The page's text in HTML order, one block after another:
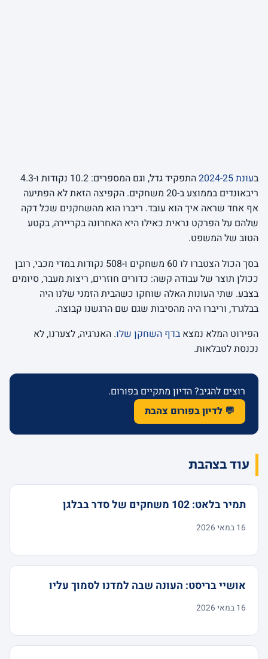
בעונת 2024-25
התפקיד גדל, וגם המספרים: 10.2 נקודות ו-4.3
ריבאונדים בממוצע ב-20 משחקים. הקפיצה הזאת לא הפתיעה
אף אחד שראה איך הוא עובד. ריברו הוא מהשחקנים שכל דקה
שלהם על הפרקט נראית כאילו היא האחרונה בקריירה, בקטע
הטוב של המשפט.
בסך הכול הצטברו לו 60 משחקים ו-508 נקודות במדי מכבי, רובן
ככולן תוצר של עבודה קשה: כדורים חוזרים, ריצות מעבר, סיומים
בצבע. שתי העונות האלה שוחקו כשהבית הזמני שלנו היה
בבלגרד, וריברו היה מהסיבות שגם שם הרגשנו קבוצה.
הפירוט המלא נמצא בדף השחקן שלו. האנרגיה, לצערנו, לא
נכנסת לטבלאות.
רוצים להגיב? הדיון מתקיים בפורום.
💬 לדיון בפורום צהבת
עוד בצהבת
תמיר בלאט: 102 משחקים של סדר בבלגן
16 במאי 2026
אושיי בריסט: העונה שבה למדנו לסמוך עליו
16 במאי 2026